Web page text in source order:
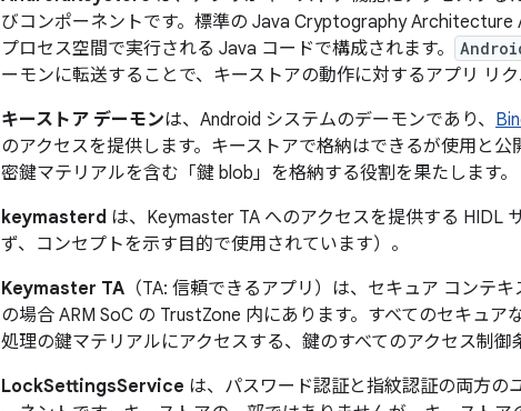
びコンポーネントです。標準の Java Cryptography Architecture
プロセス空間で実行される Java コードで構成されます。
ーモンに転送することで、キーストアの動作に対するアプリ リク
キーストア デーモンは、Android システムのデーモンであり、
のアクセスを提供します。キーストアで格納はできるが使用と
密鍵マテリアルを含む「鍵 blob」を格納する役割を果たします。
keymasterd は、Keymaster TA へのアクセスを提供する HIDL
ず、コンセプトを示す目的で使用されています）。
Keymaster TA （TA: 信頼できるアプリ）は、セキュア コンテ
の場合 ARM SoC の TrustZone 内にあります。すべてのセキュ
処理の鍵マテリアルにアクセスする、鍵のすべてのアクセス制御
LockSettingsService は、パスワード認証と指紋認証の両方の